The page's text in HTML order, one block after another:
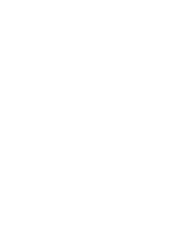
dying
không bao giờ